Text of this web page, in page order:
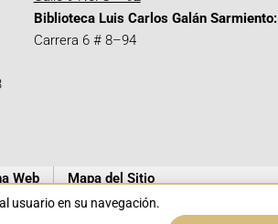
Biblioteca Luis Carlos Galán Sarmiento:
Carrera 6 # 8–94
Web Mapa del Sitio
usuario en su navegación.